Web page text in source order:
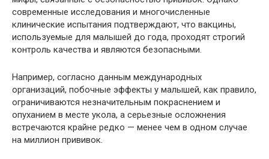
современные исследования и многочисленные
клинические испытания подтверждают, что вакцины,
используемые для малышей до года, проходят строгий
контроль качества и являются безопасными.
Например, согласно данным международных
организаций, побочные эффекты у малышей, как правило,
ограничиваются незначительным покраснением и
опуханием в месте укола, а серьезные осложнения
встречаются крайне редко — менее чем в одном случае
на миллион прививок.